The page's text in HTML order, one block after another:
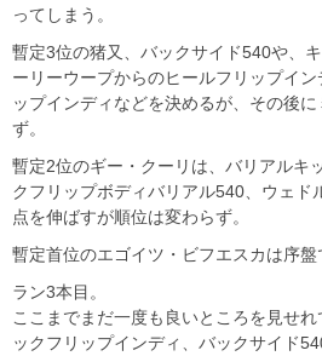
ってしまう。
暫定3位の猪又、バックサイド540や、
ーリーウープからのヒールフリップイ
ップインディなどを決めるが、その後
ず。
暫定2位のギー・クーリは、バリアルキ
クフリップボディバリアル540、ウェド
点を伸ばすが順位は変わらず。
暫定首位のエゴイツ・ビフエスカは序盤
ラン3本目。
ここまでまだ一度も良いところを見せ
ックフリップインディ、バックサイド